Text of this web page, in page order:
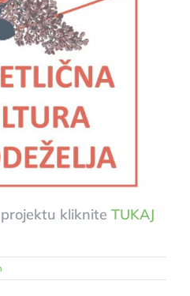
kliknite TUKAJ